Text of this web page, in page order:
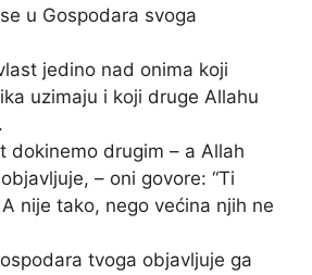
u Gospodara svoga
jedino nad onima koji
uzimaju i koji druge Allahu
dokinemo drugim – a Allah
– oni govore: “Ti
nije tako, nego većina njih ne
tvoga objavljuje ga